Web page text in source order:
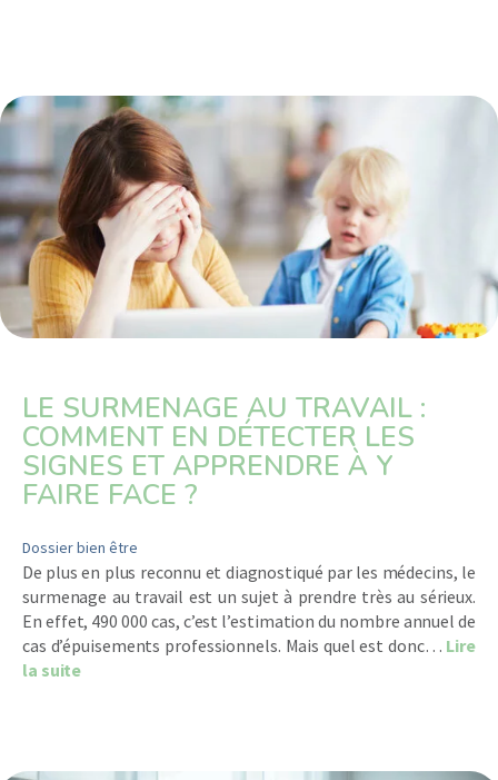
LE SURMENAGE AU TRAVAIL :
COMMENT EN DÉTECTER LES
SIGNES ET APPRENDRE À Y
FAIRE FACE ?
Dossier bien être
De plus en plus reconnu et diagnostiqué par les médecins, le
surmenage au travail est un sujet à prendre très au sérieux.
En effet, 490 000 cas, c’est l’estimation du nombre annuel de
cas d’épuisements professionnels. Mais quel est donc… Lire
la suiteabout Le surmenage au travail : comment en